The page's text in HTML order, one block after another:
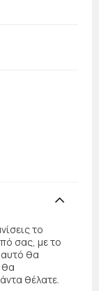
το
σας, με το
θα
θα
θέλατε.